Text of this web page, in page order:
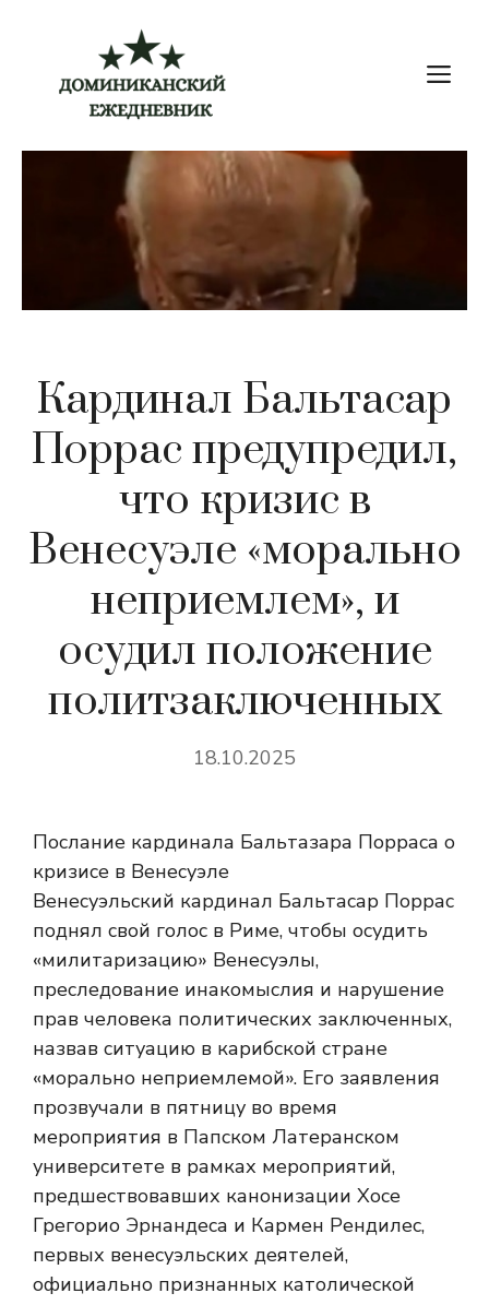
содержимому
Кардинал Бальтасар
Поррас предупредил,
что кризис в
Венесуэле «морально
неприемлем», и
осудил положение
политзаключенных
18.10.2025
Послание кардинала Бальтазара Порраса о
кризисе в Венесуэле
Венесуэльский кардинал Бальтасар Поррас
поднял свой голос в Риме, чтобы осудить
«милитаризацию» Венесуэлы,
преследование инакомыслия и нарушение
прав человека политических заключенных,
назвав ситуацию в карибской стране
«морально неприемлемой». Его заявления
прозвучали в пятницу во время
мероприятия в Папском Латеранском
университете в рамках мероприятий,
предшествовавших канонизации Хосе
Грегорио Эрнандеса и Кармен Рендилес,
первых венесуэльских деятелей,
официально признанных католической